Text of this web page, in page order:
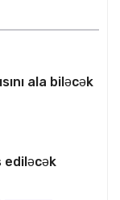
ala biləcək
ediləcək